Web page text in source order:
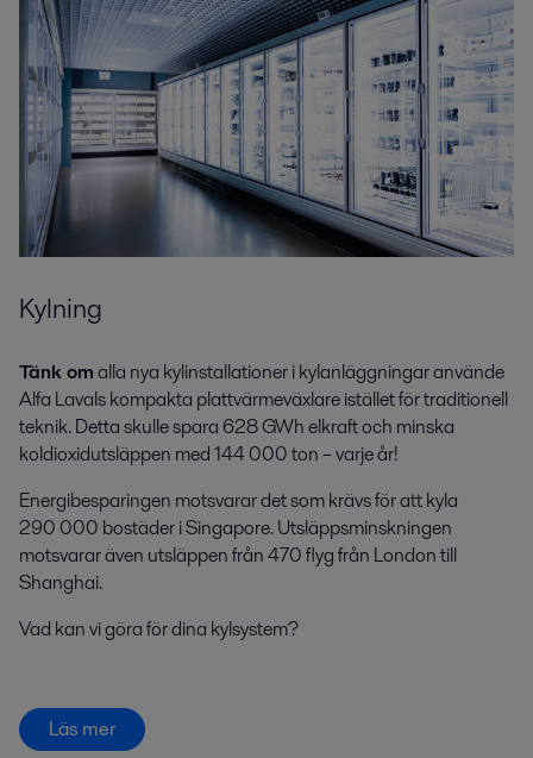
Kylning
Tänk omalla nya kylinstallationer i kylanläggningar använde
Alfa Lavals kompakta plattvärmeväxlare istället för traditionell
teknik. Detta skulle spara 628 GWh elkraft och minska
koldioxidutsläppen med 144 000 ton – varje år!
Energibesparingen motsvarar det som krävs för att kyla
290 000 bostäder i Singapore. Utsläppsminskningen
motsvarar även utsläppen från 470 flyg från London till
Shanghai.
Vad kan vi göra för dina kylsystem?
Läs mer